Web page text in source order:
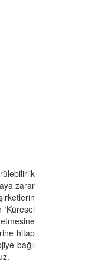
zarar
hitap
bağlı